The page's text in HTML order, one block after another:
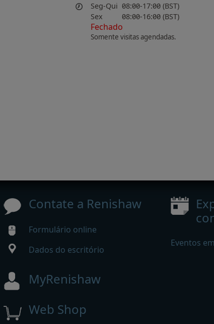
Seg-Qui 08:00-17:00 (BST)
Sex
08:00-16:00 (BST)
Fechado
Somente visitas agendadas.
Contate a Renishaw
Formulário online
Dados do escritório
MyRenishaw
Web Shop
Eventos